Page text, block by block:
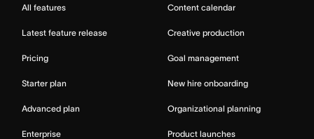
All features
Latest feature release
Pricing
Starter plan
Advanced plan
Enterprise
Content calendar
Creative production
Goal management
New hire onboarding
Organizational planning
Product launches